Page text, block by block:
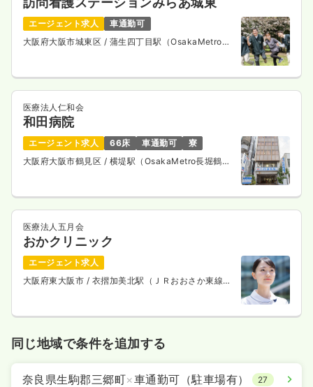
エージェント求人
車通勤可
大阪府大阪市城東区 / 蒲生四丁目駅（OsakaMetro長
医療法人仁和会
和田病院
エージェント求人 66床 車通勤可
寮
大阪府大阪市鶴見区 / 横堤駅（OsakaMetro長堀鶴見
医療法人五月会
おかクリニック
エージェント求人
大阪府東大阪市 / 衣摺加美北駅（ＪＲおおさか東線）
同じ地域で条件を追加する
奈良県生駒郡三郷町×車通勤可（駐車場有） 27